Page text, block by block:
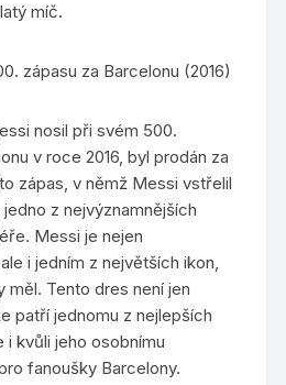
míč.
zápasu za Barcelonu (2016)
nosil při svém 500.
v roce 2016, byl prodán za
zápas, v němž Messi vstřelil
z nejvýznamnějších
Messi je nejen
i jedním z největších ikon,
Tento dres není jen
patří jednomu z nejlepších
kvůli jeho osobnímu
fanoušky Barcelony.